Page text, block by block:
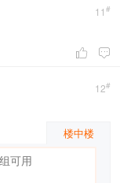
11 #
 
12#
楼中楼